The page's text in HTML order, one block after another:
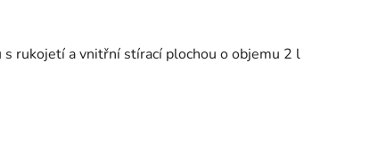
s rukojetí a vnitřní stírací plochou o objemu 2 l